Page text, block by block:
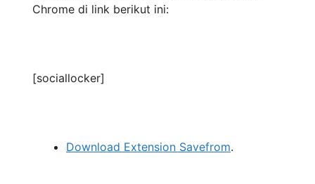
Chrome di link berikut ini:
[sociallocker]
Download Extension Savefrom.